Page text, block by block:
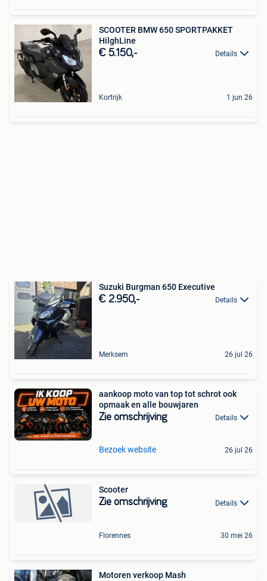
SCOOTER BMW 650 SPORTPAKKET
HilghLine
€ 5.150,- Details
Kortrijk 1 jun 26
Suzuki Burgman 650 Executive
€ 2.950,- Details
Merksem 26 jul 26
aankoop moto van top tot schrot ook
opmaak en alle bouwjaren
Zie omschrijving Details
Bezoek website 26 jul 26
Scooter
Zie omschrijving Details
Florennes 30 mei 26
Motoren verkoop Mash